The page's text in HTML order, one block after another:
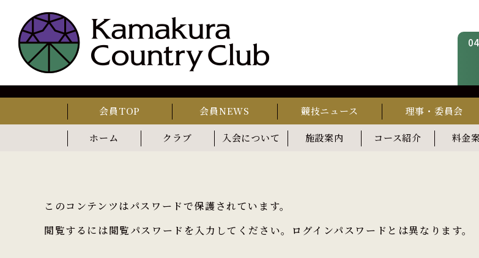
会員TOP 会員NEWS 競技ニュース 理事・委員会
ホーム クラブ 入会について 施設案内 コース紹介 料金
このコンテンツはパスワードで保護されています。
閲覧するには閲覧パスワードを入力してください。ログインパスワードとは異なります。